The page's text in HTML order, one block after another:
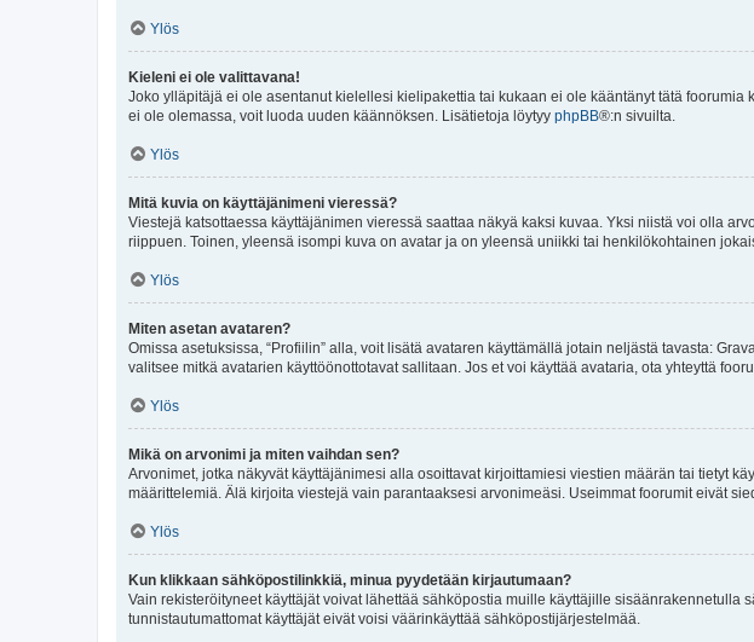
Ylös
Kieleni ei ole valittavana!
Joko ylläpitäjä ei ole asentanut kielellesi kielipakettia tai kukaan ei ole kääntänyt tätä
ei ole olemassa, voit luoda uuden käännöksen. Lisätietoja löytyy phpBB®:n sivuilta.
Ylös
Mitä kuvia on käyttäjänimeni vieressä?
Viestejä katsottaessa käyttäjänimen vieressä saattaa näkyä kaksi kuvaa. Yksi niistä voi olla
riippuen. Toinen, yleensä isompi kuva on avatar ja on yleensä uniikki tai henkilökohtainen
Ylös
Miten asetan avataren?
Omissa asetuksissa, “Profiilin” alla, voit lisätä avataren käyttämällä jotain neljästä tavasta:
valitsee mitkä avatarien käyttöönottotavat sallitaan. Jos et voi käyttää avataria, ota yhteyttä
Ylös
Mikä on arvonimi ja miten vaihdan sen?
Arvonimet, jotka näkyvät käyttäjänimesi alla osoittavat kirjoittamiesi viestien määrän tai tietyt
määrittelemiä. Älä kirjoita viestejä vain parantaaksesi arvonimeäsi. Useimmat foorumit eivät
Ylös
Kun klikkaan sähköpostilinkkiä, minua pyydetään kirjautumaan?
Vain rekisteröityneet käyttäjät voivat lähettää sähköpostia muille käyttäjille
tunnistautumattomat käyttäjät eivät voisi väärinkäyttää sähköpostijärjestelmää.